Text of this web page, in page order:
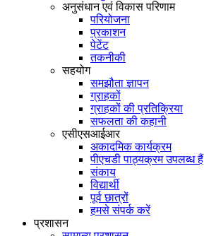
अनुसंधान एवं विकास परिणाम
परियोजना
प्रकाशन
पेटेंट
तकनीकी
सहयोग
समझौता ज्ञापन
ग्राहकों
ग्राहकों की प्रतिक्रिया
सफलता की कहानी
एसीएसआईआर
अकादमिक कार्यक्रम
पीएचडी पाठ्यक्रम उपलब्ध हैं
संकाय
विद्यार्थी
पूर्व छात्रों
हमसे संपर्क करें
प्रशासन